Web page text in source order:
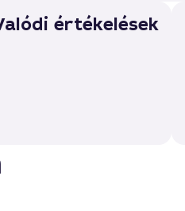
értékelések